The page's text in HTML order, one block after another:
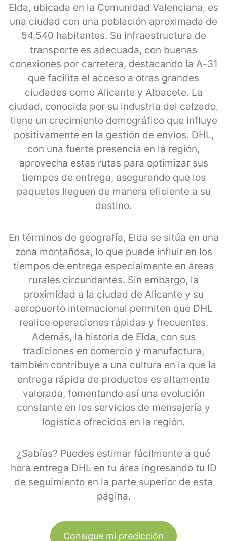
Elda, ubicada en la Comunidad Valenciana, es
una ciudad con una población aproximada de
54,540 habitantes. Su infraestructura de
transporte es adecuada, con buenas
conexiones por carretera, destacando la A-31
que facilita el acceso a otras grandes
ciudades como Alicante y Albacete. La
ciudad, conocida por su industria del calzado,
tiene un crecimiento demográfico que influye
positivamente en la gestión de envíos. DHL,
con una fuerte presencia en la región,
aprovecha estas rutas para optimizar sus
tiempos de entrega, asegurando que los
paquetes lleguen de manera eficiente a su
destino.
En términos de geografía, Elda se sitúa en una
zona montañosa, lo que puede influir en los
tiempos de entrega especialmente en áreas
rurales circundantes. Sin embargo, la
proximidad a la ciudad de Alicante y su
aeropuerto internacional permiten que DHL
realice operaciones rápidas y frecuentes.
Además, la historia de Elda, con sus
tradiciones en comercio y manufactura,
también contribuye a una cultura en la que la
entrega rápida de productos es altamente
valorada, fomentando así una evolución
constante en los servicios de mensajería y
logística ofrecidos en la región.
¿Sabías? Puedes estimar fácilmente a qué
hora entrega DHL en tu área ingresando tu ID
de seguimiento en la parte superior de esta
página.
Consigue mi predicción